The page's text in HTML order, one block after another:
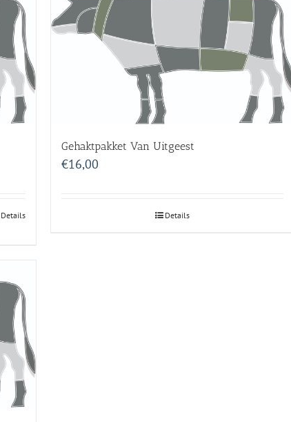
Details
Gehaktpakket Van Uitgeest
€16,00
Details